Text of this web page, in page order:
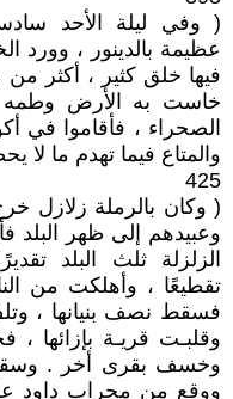
( وفي ليلة الأحد
عظيمة بالدينور ، وورد
فيها خلق كثير ، أكثر
خاست به الأرض وطمه
الصحراء ، فأقاموا في
والمتاع فيما تهدم ما لا
425
( وكان بالرملة زلازل
وعبيدهم إلى ظهر البلد
الزلزلة ثلث البلد
تقطيعًا ، وأهلكت من
فسقط نصف بنيانها ،
وقلبـت قريـة بإزائها
وخسف بقرى أخر .
ووقع من محراب داود